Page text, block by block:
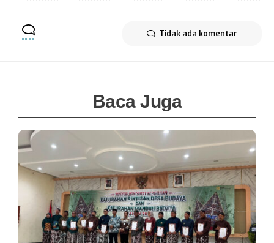
Tidak ada komentar
Baca Juga